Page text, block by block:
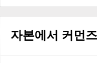
서
적
인
자본에서 커먼